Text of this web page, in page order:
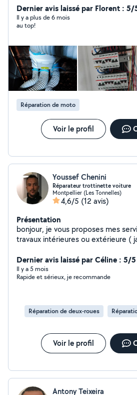
Dernier avis laissé par Florent : 5/
Il y a plus de 6 mois
au top!
Réparation de moto
Voir le profil
Youssef Chenini
Réparateur trottinette voiture
Montpellier (Les Tonnelles)
4,6/5 (12 avis)
Présentation
bonjour, je vous proposes mes
travaux intérieures ou extérieure (
soudure exemple portail cassé .) réparations voiture ,
trottinette,
Dernier avis laissé par Céline : 5/5
Il y a 5 mois
Rapide et sérieux, je recommande
Réparation de deux-roues
Voir le profil
Antony Teixeira